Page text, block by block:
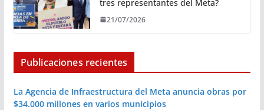
tres representantes del Meta?
21/07/2026
Publicaciones recientes
La Agencia de Infraestructura del Meta anuncia obras por
$34.000 millones en varios municipios